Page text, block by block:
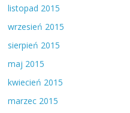
listopad 2015
wrzesień 2015
sierpień 2015
maj 2015
kwiecień 2015
marzec 2015